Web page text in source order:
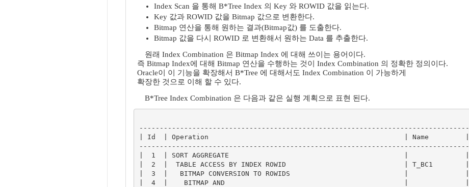
Index Scan 을 통해 B*Tree Index 의 Key 와 ROWID 값을 읽는다.
Key 값과 ROWID 값을 Bitmap 값으로 변환한다.
Bitmap 연산을 통해 원하는 결과(Bitmap값) 를 도출한다.
Bitmap 값을 다시 ROWID 로 변환해서 원하는 Data 를 추출한다.
원래 Index Combination 은 Bitmap Index 에 대해 쓰이는 용어이다.
즉 Bitmap Index에 대해 Bitmap 연산을 수행하는 것이 Index Combination 의 정확한 정의이다.
Oracle이 이 기능을 확장해서 B*Tree 에 대해서도 Index Combination 이 가능하게
확장한 것으로 이해 할 수 있다.
B*Tree Index Combination 은 다음과 같은 실행 계획으로 표현 된다.
---------------------------------------------------------------------------------
| Id  | Operation                                                | Name         |
---------------------------------------------------------------------------------
|  1  | SORT AGGREGATE                                           |              |
|  2  |  TABLE ACCESS BY INDEX ROWID                             | T_BC1        |
|  3  |   BITMAP CONVERSION TO ROWIDS                            |              |
|  4  |    BITMAP AND                                            |              |